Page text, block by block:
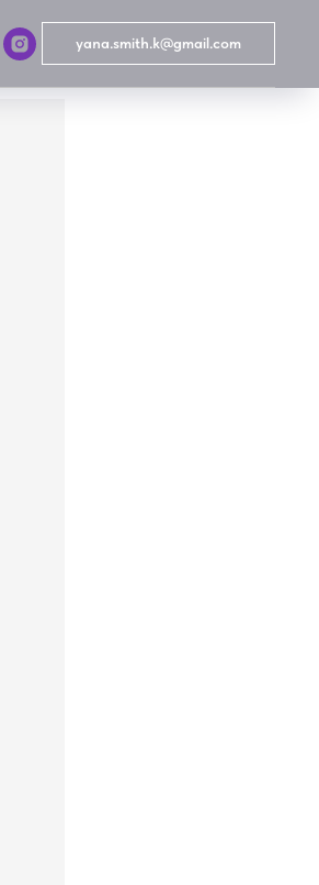
yana.smith.k@gmail.com